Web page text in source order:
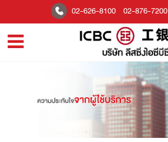
02-626-8100 02-876-7200